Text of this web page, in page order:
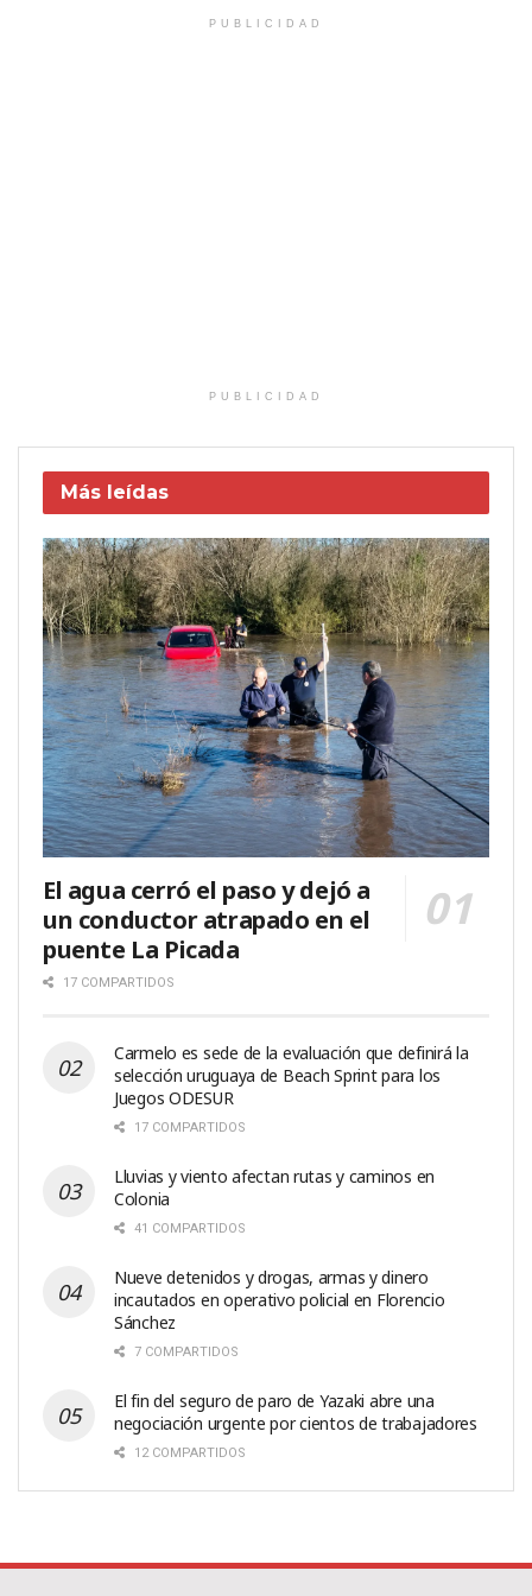
PUBLICIDAD
PUBLICIDAD
Más leídas
El agua cerró el paso y dejó a
un conductor atrapado en el
puente La Picada
17 COMPARTIDOS
Carmelo es sede de la evaluación que definirá la
selección uruguaya de Beach Sprint para los
Juegos ODESUR
17 COMPARTIDOS
Lluvias y viento afectan rutas y caminos en
Colonia
41 COMPARTIDOS
Nueve detenidos y drogas, armas y dinero
incautados en operativo policial en Florencio
Sánchez
7 COMPARTIDOS
El fin del seguro de paro de Yazaki abre una
negociación urgente por cientos de trabajadores
12 COMPARTIDOS